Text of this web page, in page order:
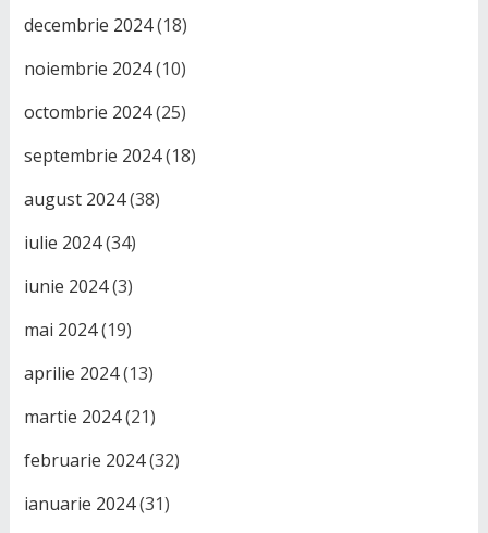
decembrie 2024(18)
noiembrie 2024(10)
octombrie 2024(25)
septembrie 2024(18)
august 2024(38)
iulie 2024(34)
iunie 2024(3)
mai 2024(19)
aprilie 2024(13)
martie 2024(21)
februarie 2024(32)
ianuarie 2024(31)